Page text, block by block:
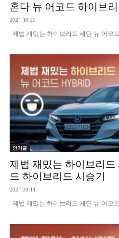
혼다 뉴 어코드 하이브
2021.10.29
제법 재밌는 하이브리드 세단 뉴 어코
인기글
제법 재밌는 하이브리
드 하이브리드 시승기
2021.09.11
제법 재밌는 하이브리드 세단 뉴 어코